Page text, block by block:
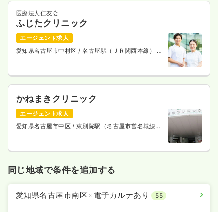
医療法人仁友会
ふじたクリニック
エージェント求人
愛知県名古屋市中村区/ 名古屋駅（ＪＲ関西本線） 徒
かねまきクリニック
エージェント求人
愛知県名古屋市中区 / 東別院駅（名古屋市営名城線）
同じ地域で条件を追加する
愛知県名古屋市南区× 電子カルテあり 55